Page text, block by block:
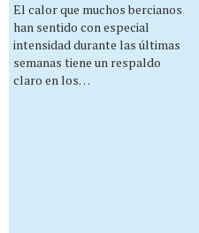
El calor que muchos bercianos
han sentido con especial
intensidad durante las últimas
semanas tiene un respaldo
claro en los…